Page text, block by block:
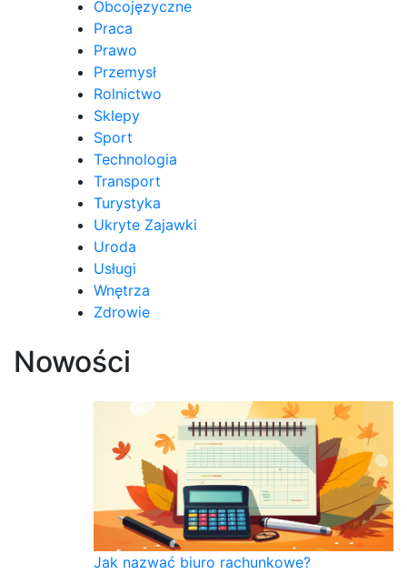
Obcojęzyczne
Praca
Prawo
Przemysł
Rolnictwo
Sklepy
Sport
Technologia
Transport
Turystyka
Ukryte Zajawki
Uroda
Usługi
Wnętrza
Zdrowie
Nowości
Jak nazwać biuro rachunkowe?